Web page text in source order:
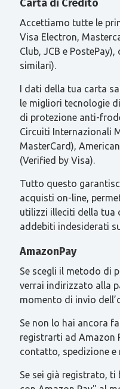
Carta di Credito
Accettiamo tutte le
Visa Electron,
Club, JCB e
similari).
I dati della tua carta
le migliori tecnologie
di protezione anti-
Circuiti Internazionali
MasterCard),
(Verified by Visa).
Tutto questo
acquisti on-line,
utilizzi illeciti della tua
addebiti indesiderati
AmazonPay
Se scegli il metodo di
verrai indirizzato alla
momento di invio
Se non lo hai ancora
registrarti ad Amazon
contatto, spedizione e
Se sei già registrato, ti